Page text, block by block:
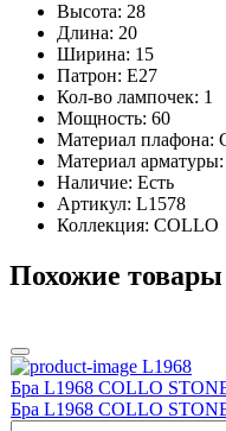
Высота: 28
Длина: 20
Ширина: 15
Патрон: E27
Кол-во лампочек: 1
Мощность: 60
Материал плафона:
Материал
Наличие: Есть
Артикул: L1578
Коллекция: COLLO
Похожие товары
L1968
Бра L1968 COLLO
Бра L1968 COLLO